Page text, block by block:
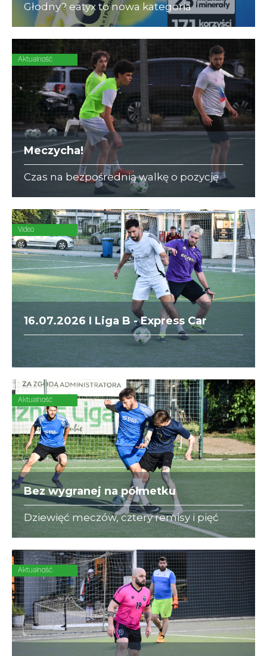
Głodny? eatyx to nowa kategoria
Hyperfood®, czyli pełnowartościowych
posiłków w różnych postaciach,
mogących zastąpić dowolne danie w
ciągu dnia
Aktualność
Meczycha!
Czas na bezpośrednią walkę o pozycję
lidera w I Lidze A i III Lidze C. Naprzeciw
siebie stają Dedax z DIAMOND i ZAJC
Akcesoria z Korporatami.
Video
16.07.2026 I Liga B - Express Car
Rental vs. ZAJC Akcesoria
Aktualność
Bez wygranej na półmetku
Dziewięć meczów, cztery remisy i pięć
porażek - to bilans State Street w rundzie
wiosennej. O przełamanie złej passy
"Niebiescy" powalczą już w sierpniu
Aktualność